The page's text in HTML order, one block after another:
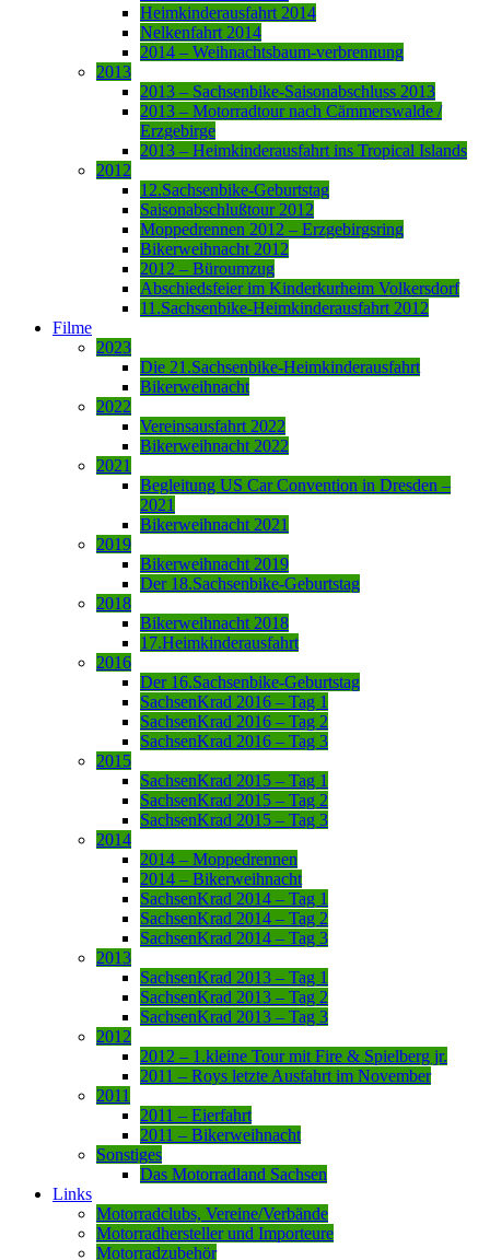
Heimkinderausfahrt 2014
Nelkenfahrt 2014
2014 – Weihnachtsbaum-verbrennung
2013
2013 – Sachsenbike-Saisonabschluss 2013
2013 – Motorradtour nach Cämmerswalde /
Erzgebirge
2013 – Heimkinderausfahrt ins Tropical Islands
2012
12.Sachsenbike-Geburtstag
Saisonabschlußtour 2012
Moppedrennen 2012 – Erzgebirgsring
Bikerweihnacht 2012
2012 – Büroumzug
Abschiedsfeier im Kinderkurheim Volkersdorf
11.Sachsenbike-Heimkinderausfahrt 2012
Filme
2023
Die 21.Sachsenbike-Heimkinderausfahrt
Bikerweihnacht
2022
Vereinsausfahrt 2022
Bikerweihnacht 2022
2021
Begleitung US Car Convention in Dresden –
2021
Bikerweihnacht 2021
2019
Bikerweihnacht 2019
Der 18.Sachsenbike-Geburtstag
2018
Bikerweihnacht 2018
17.Heimkinderausfahrt
2016
Der 16.Sachsenbike-Geburtstag
SachsenKrad 2016 – Tag 1
SachsenKrad 2016 – Tag 2
SachsenKrad 2016 – Tag 3
2015
SachsenKrad 2015 – Tag 1
SachsenKrad 2015 – Tag 2
SachsenKrad 2015 – Tag 3
2014
2014 – Moppedrennen
2014 – Bikerweihnacht
SachsenKrad 2014 – Tag 1
SachsenKrad 2014 – Tag 2
SachsenKrad 2014 – Tag 3
2013
SachsenKrad 2013 – Tag 1
SachsenKrad 2013 – Tag 2
SachsenKrad 2013 – Tag 3
2012
2012 – 1.kleine Tour mit Fire & Spielberg jr.
2011 – Roys letzte Ausfahrt im November
2011
2011 – Eierfahrt
2011 – Bikerweihnacht
Sonstiges
Das Motorradland Sachsen
Links
Motorradclubs, Vereine/Verbände
Motorradhersteller und Importeure
Motorradzubehör